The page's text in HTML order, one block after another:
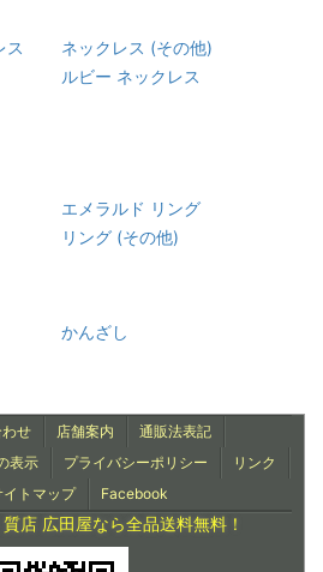
ス
ネックレス (その他)
ルビー ネックレス
エメラルド リング
リング (その他)
かんざし
せ 店舗案内
通販法表記
表示
プライバシーポリシー
リンク
イトマップ
Facebook
店 広田屋なら全品送料無料！